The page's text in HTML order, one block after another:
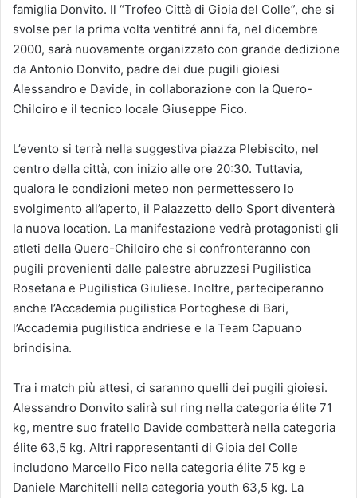
famiglia Donvito. Il “Trofeo Città di Gioia del Colle”, che si
svolse per la prima volta ventitré anni fa, nel dicembre
2000, sarà nuovamente organizzato con grande dedizione
da Antonio Donvito, padre dei due pugili gioiesi
Alessandro e Davide, in collaborazione con la Quero-
Chiloiro e il tecnico locale Giuseppe Fico.
L’evento si terrà nella suggestiva piazza Plebiscito, nel
centro della città, con inizio alle ore 20:30. Tuttavia,
qualora le condizioni meteo non permettessero lo
svolgimento all’aperto, il Palazzetto dello Sport diventerà
la nuova location. La manifestazione vedrà protagonisti gli
atleti della Quero-Chiloiro che si confronteranno con
pugili provenienti dalle palestre abruzzesi Pugilistica
Rosetana e Pugilistica Giuliese. Inoltre, parteciperanno
anche l’Accademia pugilistica Portoghese di Bari,
l’Accademia pugilistica andriese e la Team Capuano
brindisina.
Tra i match più attesi, ci saranno quelli dei pugili gioiesi.
Alessandro Donvito salirà sul ring nella categoria élite 71
kg, mentre suo fratello Davide combatterà nella categoria
élite 63,5 kg. Altri rappresentanti di Gioia del Colle
includono Marcello Fico nella categoria élite 75 kg e
Daniele Marchitelli nella categoria youth 63,5 kg. La